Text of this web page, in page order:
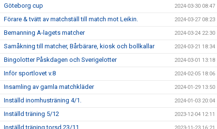
Göteborg cup 2024-03-30 08:47
Förare & tvätt av matchställ till match mot Leikin. 2024-03-27 08:23
Bemanning A-lagets matcher 2024-03-24 22:30
Samåkning till matcher, Bårbärare, kiosk och bollkallar 2024-03-21 18:34
Bingolotter Påskdagen och Sverigelotter 2024-03-01 13:18
Inför sportlovet v.8 2024-02-05 18:06
Insamling av gamla matchkläder 2024-01-29 13:50
Inställd inomhusträning 4/1. 2024-01-03 20:04
Inställd träning 5/12 2023-12-04 12:11
Inställd träning torsd 23/11